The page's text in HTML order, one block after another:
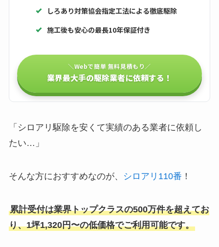
しろあり対策協会指定工法による徹底駆除
施工後も安心の最長10年保証付き
＼Webで簡単 無料見積もり／
業界最大手の駆除業者に依頼する！
「シロアリ駆除を安くて実績のある業者に依頼し
たい…」
そんな方におすすめなのが、 シロアリ110番 ！
累計受付は業界トップクラスの500万件を超えてお
り、1坪1,320円〜の低価格でご利用可能です。